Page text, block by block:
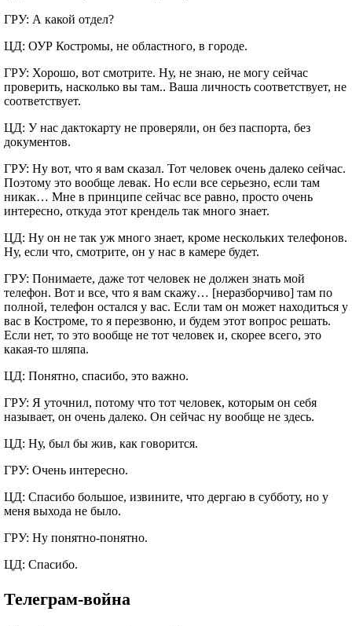
ГРУ: А какой отдел?
ЦД: ОУР Костромы, не областного, в городе.
ГРУ: Хорошо, вот смотрите. Ну, не знаю, не могу сейчас
проверить, насколько вы там.. Ваша личность соответствует, не
соответствует.
ЦД: У нас дактокарту не проверяли, он без паспорта, без
документов.
ГРУ: Ну вот, что я вам сказал. Тот человек очень далеко сейчас.
Поэтому это вообще левак. Но если все серьезно, если там
никак… Мне в принципе сейчас все равно, просто очень
интересно, откуда этот крендель так много знает.
ЦД: Ну он не так уж много знает, кроме нескольких телефонов.
Ну, если что, смотрите, он у нас в камере будет.
ГРУ: Понимаете, даже тот человек не должен знать мой
телефон. Вот и все, что я вам скажу… [неразборчиво] там по
полной, телефон остался у вас. Если там он может находиться у
вас в Костроме, то я перезвоню, и будем этот вопрос решать.
Если нет, то это вообще не тот человек и, скорее всего, это
какая-то шляпа.
ЦД: Понятно, спасибо, это важно.
ГРУ: Я уточнил, потому что тот человек, которым он себя
называет, он очень далеко. Он сейчас ну вообще не здесь.
ЦД: Ну, был бы жив, как говорится.
ГРУ: Очень интересно.
ЦД: Спасибо большое, извините, что дергаю в субботу, но у
меня выхода не было.
ГРУ: Ну понятно-понятно.
ЦД: Спасибо.
Телеграм-война